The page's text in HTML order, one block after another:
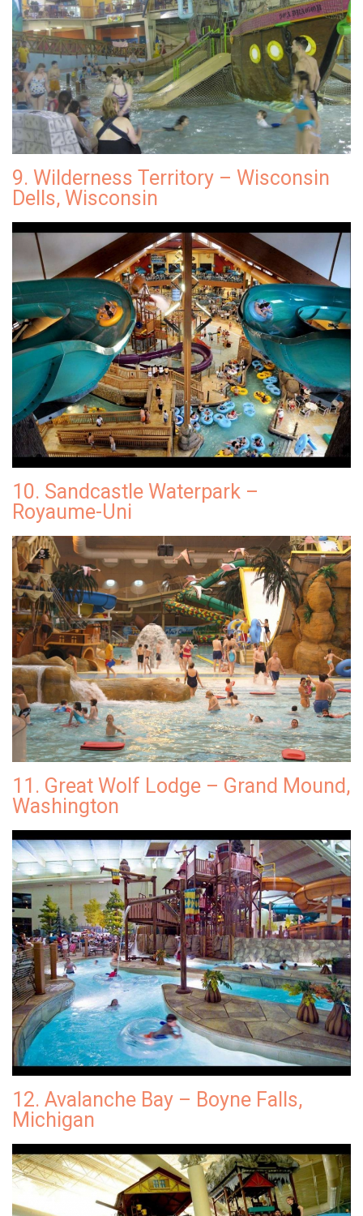
9. Wilderness Territory – Wisconsin
Dells, Wisconsin
10. Sandcastle Waterpark –
Royaume-Uni
11. Great Wolf Lodge – Grand Mound,
Washington
12. Avalanche Bay – Boyne Falls,
Michigan